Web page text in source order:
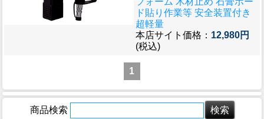
ド貼り作業等 安全装置付き
超軽量
本店サイト価格： 12,980円
(税込)
1
商品検索